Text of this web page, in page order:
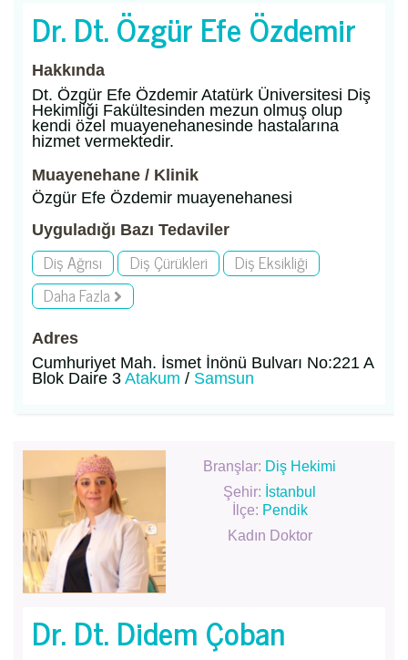
Dr. Dt. Özgür Efe Özdemir
Hakkında
Dt. Özgür Efe Özdemir Atatürk Üniversitesi Diş
Hekimliği Fakültesinden mezun olmuş olup
kendi özel muayenehanesinde hastalarına
hizmet vermektedir.
Muayenehane / Klinik
Özgür Efe Özdemir muayenehanesi
Uyguladığı Bazı Tedaviler
Diş Ağrısı Diş Çürükleri
Diş Eksikliği
Daha Fazla
Adres
Cumhuriyet Mah. İsmet İnönü Bulvarı No:221 A
Blok Daire 3 Atakum / Samsun
Branşlar: Diş Hekimi
Şehir: İstanbul
İlçe: Pendik
Kadın Doktor
Dr. Dt. Didem Çoban